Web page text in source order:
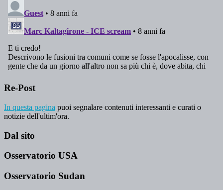
Re-Post
In questa pagina puoi segnalare contenuti interessanti e curati o
notizie dell'ultim'ora.
Dal sito
Osservatorio USA
Osservatorio Sudan